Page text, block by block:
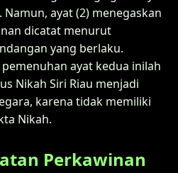
ayat (2) menegaskan
dicatat menurut
yang berlaku.
ayat kedua inilah
Nikah Siri Riau menjadi
karena tidak memiliki
Nikah.
Perkawinan